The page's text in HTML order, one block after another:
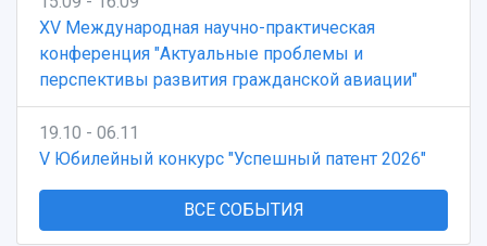
XV Международная научно-практическая
конференция "Актуальные проблемы и
перспективы развития гражданской авиации"
19.10 - 06.11
V Юбилейный конкурс "Успешный патент 2026"
ВСЕ СОБЫТИЯ